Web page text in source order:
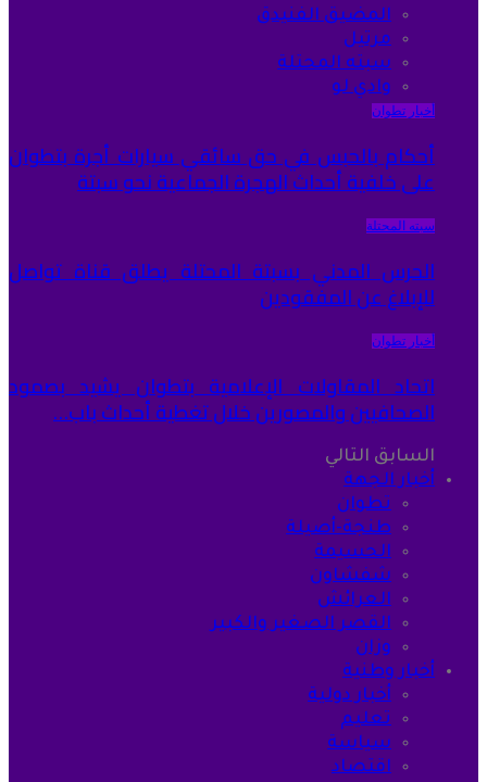
المضيق الفنيدق
مرتيل
سبته المحتلة
وادي لو
أخبار تطوان
أحكام بالحبس في حق سائقي سيارات أجرة بتطوان
على خلفية أحداث الهجرة الجماعية نحو سبتة
سبته المحتلة
الحرس المدني بسبتة المحتلة يطلق قناة تواصل
للإبلاغ عن المفقودين
أخبار تطوان
اتحاد المقاولات الإعلامية بتطوان يشيد بصمود
الصحافيين والمصورين خلال تغطية أحداث باب…
السابق التالي
أخبار الجهة
تطوان
طنجة-أصيلة
الحسيمة
شفشاون
العرائش
القصر الصغير والكبير
وزان
أخبار وطنية
أخبار دولية
تعليم
سياسة
اقتصاد